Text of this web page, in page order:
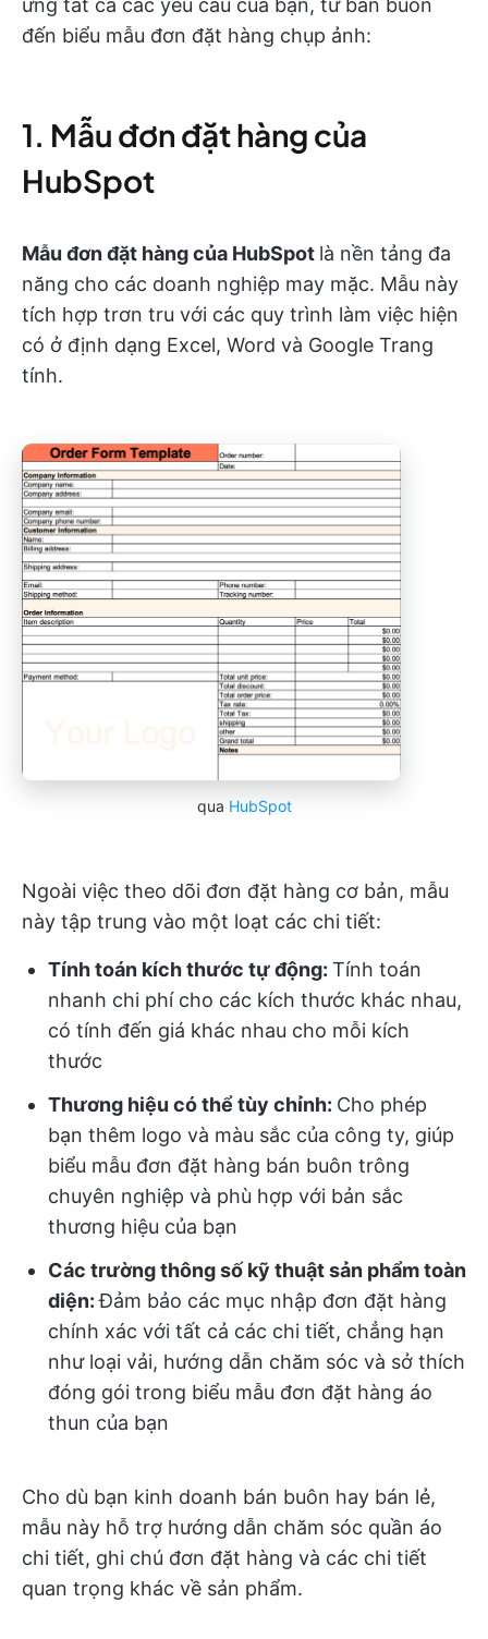
ứng tất cả các yêu cầu của bạn, từ bán buôn
đến biểu mẫu đơn đặt hàng chụp ảnh:
1. Mẫu đơn đặt hàng của
HubSpot
Mẫu đơn đặt hàng của HubSpot là nền tảng đa
năng cho các doanh nghiệp may mặc. Mẫu này
tích hợp trơn tru với các quy trình làm việc hiện
có ở định dạng Excel, Word và Google Trang
tính.
qua HubSpot
Ngoài việc theo dõi đơn đặt hàng cơ bản, mẫu
này tập trung vào một loạt các chi tiết:
Tính toán kích thước tự động: Tính toán
nhanh chi phí cho các kích thước khác nhau,
có tính đến giá khác nhau cho mỗi kích
thước
Thương hiệu có thể tùy chỉnh: Cho phép
bạn thêm logo và màu sắc của công ty, giúp
biểu mẫu đơn đặt hàng bán buôn trông
chuyên nghiệp và phù hợp với bản sắc
thương hiệu của bạn
Các trường thông số kỹ thuật sản phẩm toàn
diện:Đảm bảo các mục nhập đơn đặt hàng
chính xác với tất cả các chi tiết, chẳng hạn
như loại vải, hướng dẫn chăm sóc và sở thích
đóng gói trong biểu mẫu đơn đặt hàng áo
thun của bạn
Cho dù bạn kinh doanh bán buôn hay bán lẻ,
mẫu này hỗ trợ hướng dẫn chăm sóc quần áo
chi tiết, ghi chú đơn đặt hàng và các chi tiết
quan trọng khác về sản phẩm.